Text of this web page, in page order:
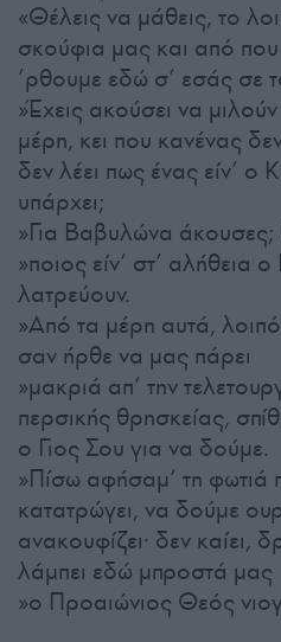
«Θέλεις να μάθεις, το
σκούφια μας και από που
’ρθουμε εδώ σ’ εσάς σε
»Έχεις ακούσει να
μέρη, κει που κανένας
δεν λέει πως ένας είν’
υπάρχει;
»Για Βαβυλώνα άκουσες;
»ποιος είν’ στ’ αλήθεια
λατρεύουν.
»Από τα μέρη αυτά,
σαν ήρθε να μας πάρει
»μακριά απ’ την
περσικής θρησκείας,
ο Γιος Σου για να δούμε.
»Πίσω αφήσαμ’ τη φωτιά
κατατρώγει, να δούμε
ανακουφίζει· δεν καίει,
λάμπει εδώ μπροστά μας
»ο Προαιώνιος Θεός